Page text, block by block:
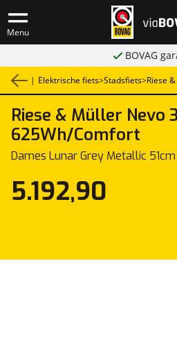
Menu
BOVAG
| Elektrische fiets>Stadsfiets>Riese
Riese & Müller Nevo
625Wh/Comfort
Dames Lunar Grey Metallic
5.192,90